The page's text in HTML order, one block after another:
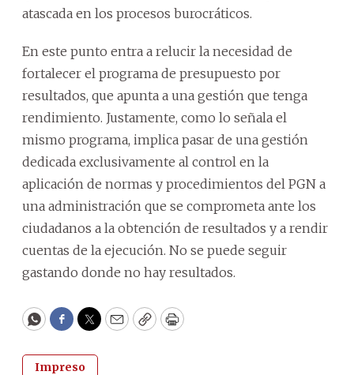
atascada en los procesos burocráticos.
En este punto entra a relucir la necesidad de
fortalecer el programa de presupuesto por
resultados, que apunta a una gestión que tenga
rendimiento. Justamente, como lo señala el
mismo programa, implica pasar de una gestión
dedicada exclusivamente al control en la
aplicación de normas y procedimientos del PGN a
una administración que se comprometa ante los
ciudadanos a la obtención de resultados y a rendir
cuentas de la ejecución. No se puede seguir
gastando donde no hay resultados.
WhatsApp
Facebook
Twitter
EmailCopyPrint
Impreso